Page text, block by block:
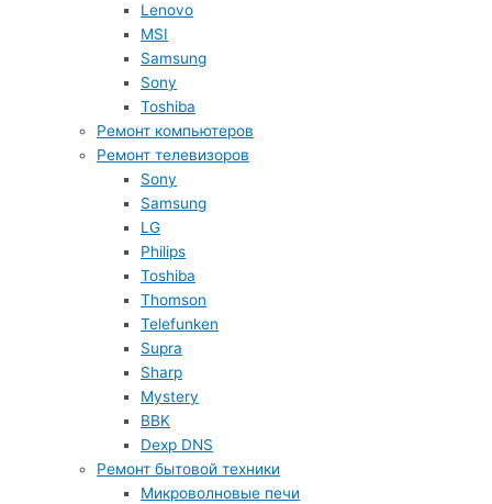
Lenovo
MSI
Samsung
Sony
Toshiba
Ремонт компьютеров
Ремонт телевизоров
Sony
Samsung
LG
Philips
Toshiba
Thomson
Telefunken
Supra
Sharp
Mystery
BBK
Dexp DNS
Ремонт бытовой техники
Микроволновые печи